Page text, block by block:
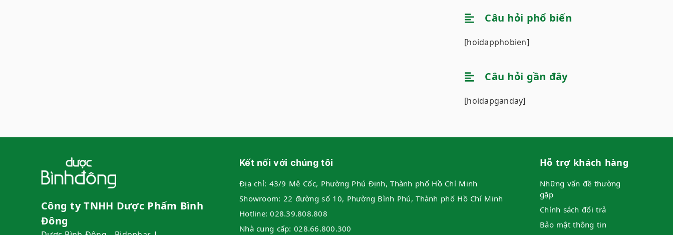
Câu hỏi phổ biến
[hoidapphobien]
Câu hỏi gần đây
[hoidapganday]
Công ty TNHH Dược Phẩm Bình
Đông
Kết nối với chúng tôi
Địa chỉ: 43/9 Mễ Cốc, Phường Phú Định, Thành phố Hồ Chí Minh
Showroom: 22 đường số 10, Phường Bình Phú, Thành phố Hồ Chí Minh
Hotline: 028.39.808.808
Nhà cung cấp: 028.66.800.300
Hỗ trợ khách hàng
Những vấn đề thường
gặp
Chính sách đổi trả
Bảo mật thông tin